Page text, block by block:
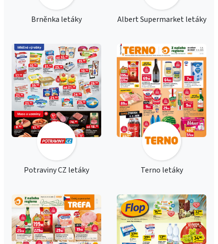
Brněnka letáky Albert Supermarket letáky
Potraviny CZ letáky Terno letáky